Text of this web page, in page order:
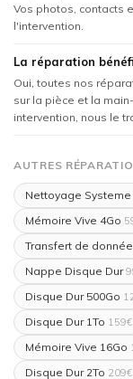
Vos photos, contacts
l'intervention.
La réparation
Oui, toutes nos
sur la pièce et la
intervention, nous le
AUTRES
Nettoyage Systeme
Mémoire Vive 4Go
Transfert de
Nappe Disque Dur
Disque Dur 500Go
Disque Dur 1To 159€
Mémoire Vive 16Go
Disque Dur 2To 209€